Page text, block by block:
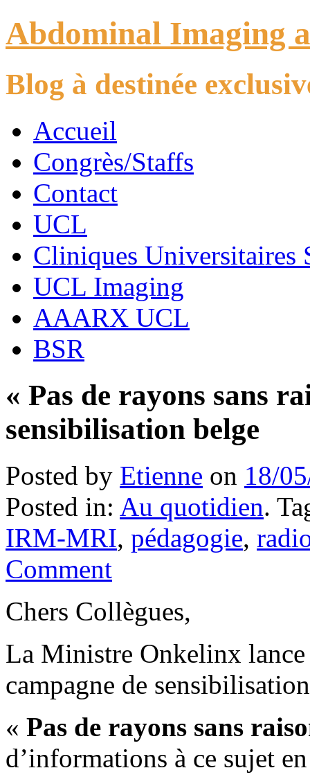
Abdominal Imaging
Blog à destinée
Accueil
Congrès/Staffs
Contact
UCL
Cliniques Universitaires
UCL Imaging
AAARX UCL
BSR
« Pas de rayons sans
sensibilisation belge
Posted by Etienne on 18/
Posted in: Au quotidien.
IRM-MRI, pédagogie,
Comment
Chers Collègues,
La Ministre Onkelinx
campagne de sensibilisation
« Pas de rayons sans
d’informations à ce sujet